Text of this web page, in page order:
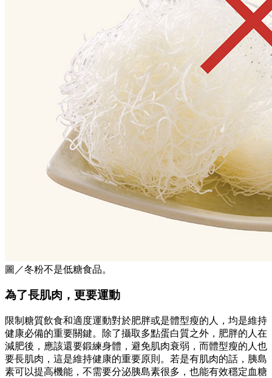
圖／冬粉不是低糖食品。
為了長肌肉，更要運動
限制糖質飲食和適度運動對於肥胖或是體型瘦的人，均是維持
健康必備的重要關鍵。除了攝取多點蛋白質之外，肥胖的人在
減肥後，應該還要鍛練身體，避免肌肉衰弱，而體型瘦的人也
要長肌肉，這是維持健康的重要原則。若是有肌肉的話，胰島
素可以提高機能，不需要分泌胰島素很多，也能有效穩定血糖